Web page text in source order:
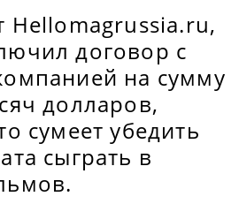
Нellomagrussia.ru,
договор с
на сумму
долларов,
сумеет убедить
сыграть в